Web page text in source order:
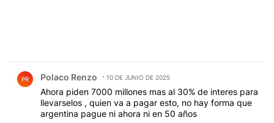
PR Polaco Renzo 10 DE JUNIO DE 2025
Ahora piden 7000 millones mas al 30% de interes para
llevarselos , quien va a pagar esto, no hay forma que
argentina pague ni ahora ni en 50 años